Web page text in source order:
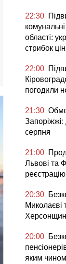
22:30
області:
стрибок цін
22:00
погодили
21:30
Запоріжжі:
серпня
21:00
Львові та
реєстрацію
20:30
Миколаєві
20:00
яким